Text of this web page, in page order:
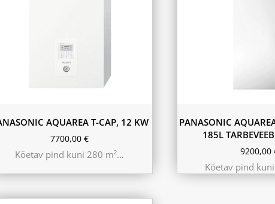
AQUAREA T-CAP, 12 KW
7700,00€
Köetav pind kuni 280 m²…
PANASONIC
185L
9200,00
Köetav pind